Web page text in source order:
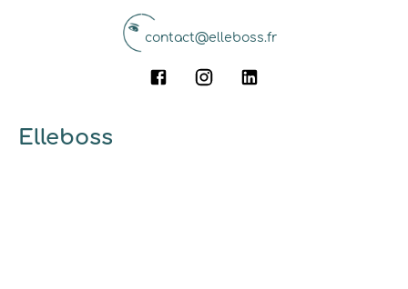
contact@elleboss.fr
Elleboss